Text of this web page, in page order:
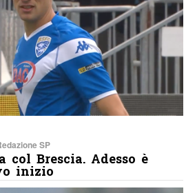
SP
col Brescia. Adesso è
inizio